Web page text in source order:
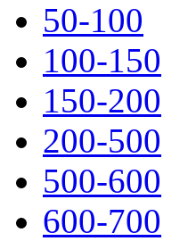
50-100
100-150
150-200
200-500
500-600
600-700